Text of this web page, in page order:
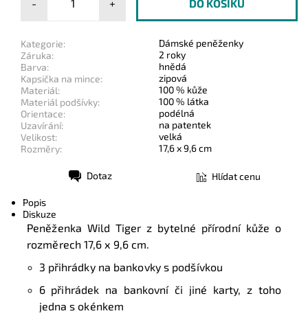
- +
Kategorie:
Dámské peněženky
Záruka:
2 roky
Barva:
hnědá
Kapsička na mince:
zipová
Materiál:
100 % kůže
Materiál podšívky:
100 % látka
Orientace:
podélná
Uzavírání:
na patentek
Velikost:
velká
Rozměry:
17,6 x 9,6 cm
Dotaz Hlídat cenu
Popis
Diskuze
Peněženka Wild Tiger z bytelné přírodní kůže o
rozměrech 17,6 x 9,6 cm.
3 přihrádky na bankovky s podšívkou
6 přihrádek na bankovní či jiné karty, z toho
jedna s okénkem